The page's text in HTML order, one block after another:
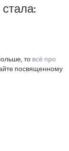
товсё про
посвященному